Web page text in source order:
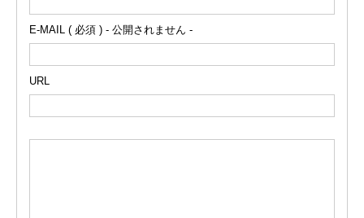
E-MAIL ( 必須 ) - 公開されません -
URL